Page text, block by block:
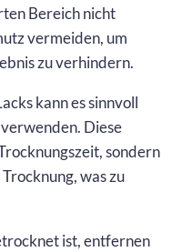
Bereich nicht
vermeiden, um
zu verhindern.
kann es sinnvoll
Diese
sondern
was zu
ist, entfernen